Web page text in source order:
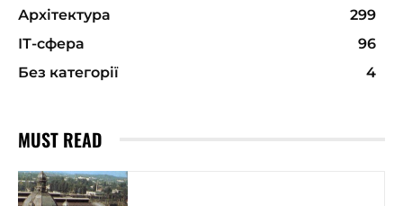
Архітектура
299
ІТ-сфера
96
Без категорії
4
MUST READ